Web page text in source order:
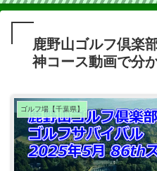
鹿野山ゴルフ倶楽
神コース動画で分
ゴルフ場【千葉県】